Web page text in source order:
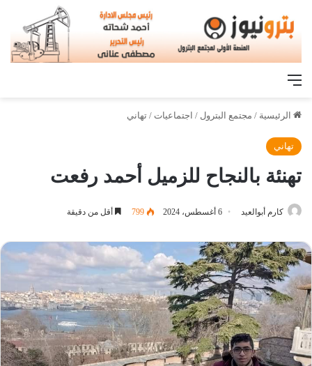
القائمة
الرئيسية / مجتمع البترول / اجتماعيات / تهاني
تهاني
تهنئة بالنجاح للزميل أحمد رفعت
كارم أبوالعيد 6 أغسطس، 2024 799 أقل من دقيقة